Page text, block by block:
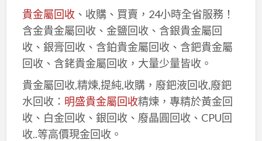
貴金屬回收、收購、買賣，24小時全省服務！
含金貴金屬回收、金鹽回收、含銀貴金屬回
收、銀膏回收、含鉑貴金屬回收、含鈀貴金屬
回收、含銠貴金屬回收，大量少量皆收。
貴金屬回收,精煉,提純,收購，廢鈀液回收,廢鈀
水回收： 明盛貴金屬回收精煉，專精於黃金回
收、白金回收、銀回收、廢晶圓回收、CPU回
收..等高價現金回收。